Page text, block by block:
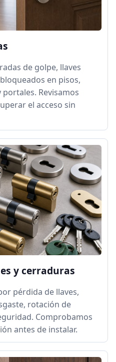
de golpe, llaves
en pisos,
portales. Revisamos
el acceso sin
y cerraduras
pérdida de llaves,
rotación de
Comprobamos
antes de instalar.